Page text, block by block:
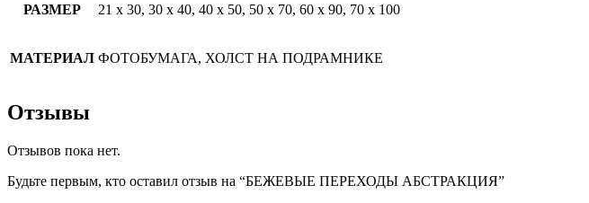
РАЗМЕР 21 х 30, 30 х 40, 40 х 50, 50 х 70, 60 х 90, 70 х 100
МАТЕРИАЛ ФОТОБУМАГА, ХОЛСТ НА ПОДРАМНИКЕ
Отзывы
Отзывов пока нет.
Будьте первым, кто оставил отзыв на “БЕЖЕВЫЕ ПЕРЕХОДЫ АБСТРАКЦИЯ”